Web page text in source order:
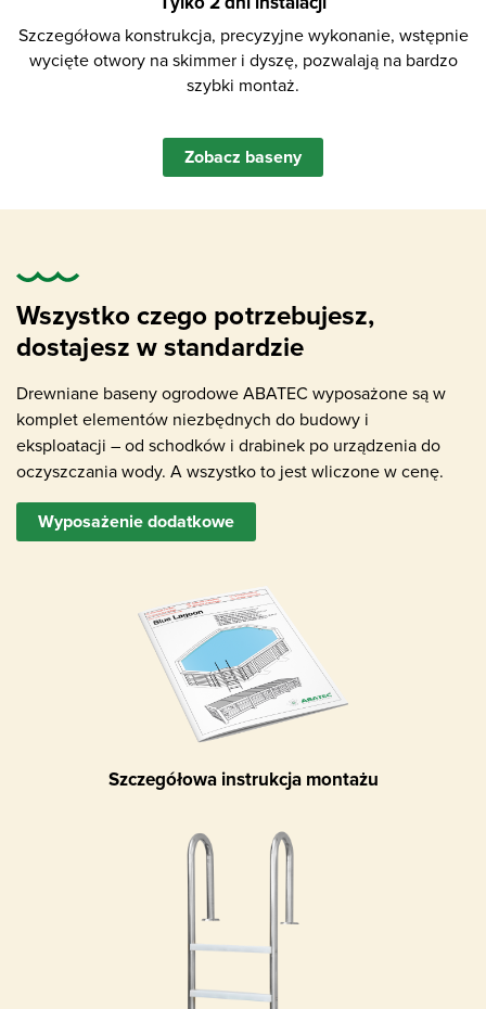
Szczegółowa konstrukcja, precyzyjne wykonanie, wstępnie
wycięte otwory na skimmer i dyszę, pozwalają na bardzo
szybki montaż.
Zobacz baseny
Wszystko czego potrzebujesz,
dostajesz w standardzie
Drewniane baseny ogrodowe ABATEC wyposażone są w
komplet elementów niezbędnych do budowy i
eksploatacji – od schodków i drabinek po urządzenia do
oczyszczania wody. A wszystko to jest wliczone w cenę.
Wyposażenie dodatkowe
Szczegółowa instrukcja montażu